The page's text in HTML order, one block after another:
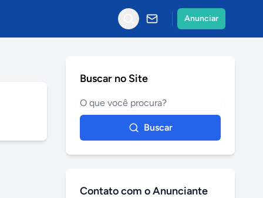
Anunciar
Buscar no Site
Buscar
Contato com o Anunciante